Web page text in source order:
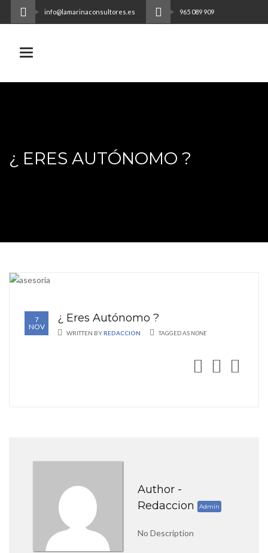
info@lamarinaconsultores.es 965 089 909
Toggle navigation
¿ ERES AUTÓNOMO ?
7
NOV
¿ Eres Autónomo ?
WRITTEN BYREDACCION TAGGED ASNONE
Author -
Redaccion
Admin
No Description